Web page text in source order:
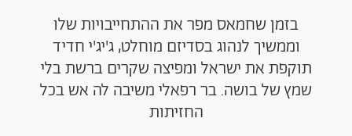
בזמן שחמאס מפר את ההתחייבויות שלו
וממשיך לנהוג בסדיזם מוחלט, ג'יג'י חדיד
תוקפת את ישראל ומפיצה שקרים ברשת בלי
שמץ של בושה. בר רפאלי משיבה לה אש בכל
החזיתות